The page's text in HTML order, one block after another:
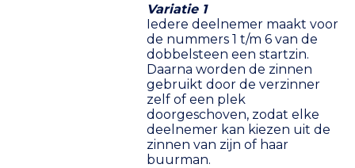
Variatie 1
Iedere deelnemer maakt voor
de nummers 1 t/m 6 van de
dobbelsteen een startzin.
Daarna worden de zinnen
gebruikt door de verzinner
zelf of een plek
doorgeschoven, zodat elke
deelnemer kan kiezen uit de
zinnen van zijn of haar
buurman.